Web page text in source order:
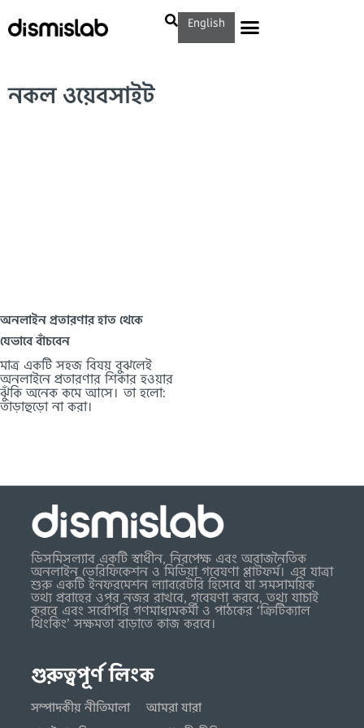
English
নকল ওয়েবসাইট
অনলাইন প্রতারণার হাত থেকে
যেভাবে বাঁচবেন
মাত্র একটি সহজ বিষয় বুঝলেই
অনলাইনে প্রতারণার শিকার হওয়ার
ঝুঁকি অনেক কমে আসে। তা হলো:
তাড়াহুড়ো না করা।
ডিসমিসল্যাব একটি স্বাধীন, নিরপেক্ষ এবং অরাজনৈতিক
অনলাইন ভেরিফিকেশন ও মিডিয়া গবেষণা প্লাটফর্ম। এর যাত্রা
শুরু একটি ইনফরমেশন ল্যাবরেটরি হিসেবে যা সমসাময়িক
তথ্য প্রবাহের ওপর নজর রাখবে, গবেষণা করবে, তথ্য যাচাই
করবে এবং সর্বোপরি গণমাধ্যমকর্মী ও পাঠকের ‘ক্রিটিক্যাল
থিংকিং’ সক্ষমতা বাড়াতে কাজ করবে।
গুরুত্বপূর্ণ লিংক
সম্পাদকীয় নীতিমালা
আমরা যারা